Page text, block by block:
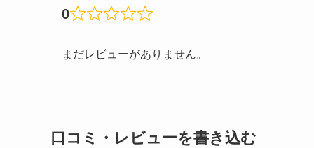
0
まだレビューがありません。
口コミ・レビューを書き込む